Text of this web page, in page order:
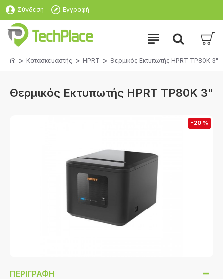
Σύνδεση Εγγραφή
Κατασκευαστής HPRT Θερμικός Εκτυπωτής HPRT TP80K 3"
Θερμικός Εκτυπωτής HPRT TP80K 3"
-20 %
ΠΕΡΙΓΡΑΦΉ